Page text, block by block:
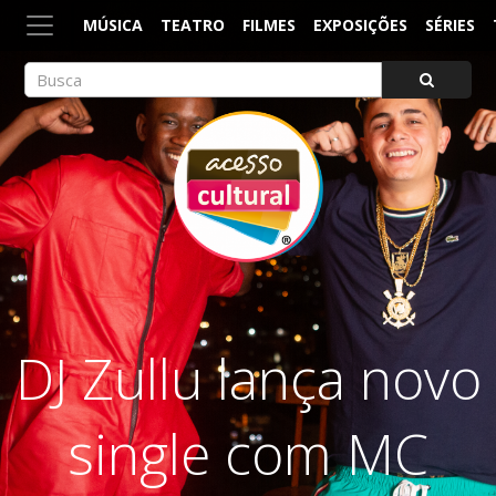
MÚSICA TEATRO FILMES EXPOSIÇÕES SÉRIES
ACESSO CULTURAL
Arte, Cultura Pop e Entretenimento
DJ Zullu lança novo
single com MC